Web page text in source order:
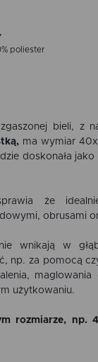
poliester
bieli, z
ma wymiar
doskonała
że
obrusami
wnikają w
np. za pomocą
użytkowaniu.
rozmiarze,